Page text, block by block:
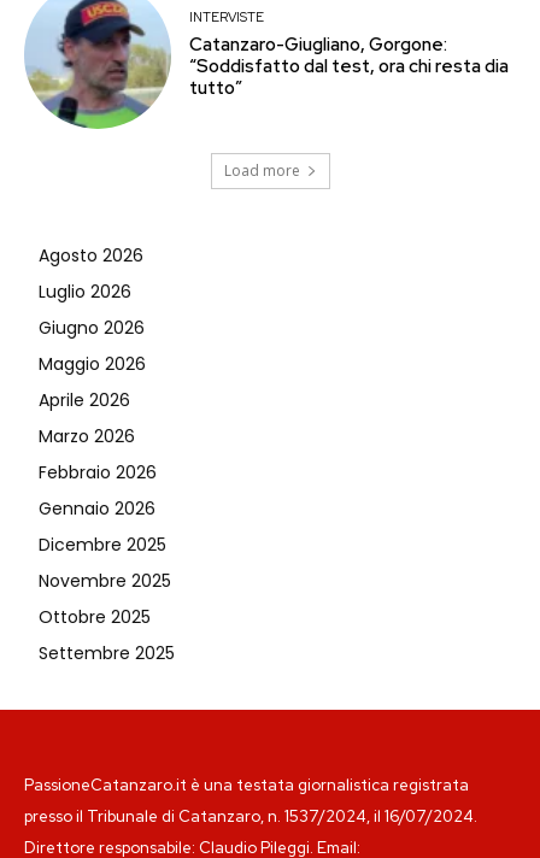
INTERVISTE
Catanzaro-Giugliano, Gorgone:
“Soddisfatto dal test, ora chi resta dia
tutto”
Load more
Agosto 2026
Luglio 2026
Giugno 2026
Maggio 2026
Aprile 2026
Marzo 2026
Febbraio 2026
Gennaio 2026
Dicembre 2025
Novembre 2025
Ottobre 2025
Settembre 2025
PassioneCatanzaro.it è una testata giornalistica registrata
presso il Tribunale di Catanzaro, n. 1537/2024, il 16/07/2024.
Direttore responsabile: Claudio Pileggi. Email: